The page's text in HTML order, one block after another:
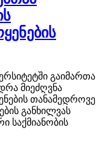
გაიმართა
მიეძღვნა
თანამედროვე
განხილვას
საქმიანობის